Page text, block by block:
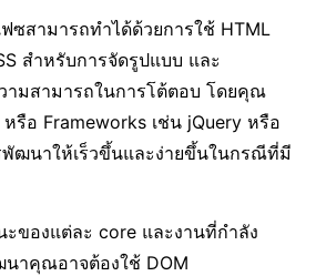
ซสามารถทำได้ด้วยการใช้ HTML
สำหรับการจัดรูปแบบ และ
ามสามารถในการโต้ตอบ โดยคุณ
รือ Frameworks เช่น jQuery หรือ
พัฒนาให้เร็วขึ้นและง่ายขึ้นในกรณีที่มี
ของแต่ละ core และงานที่กำลัง
าคุณอาจต้องใช้ DOM